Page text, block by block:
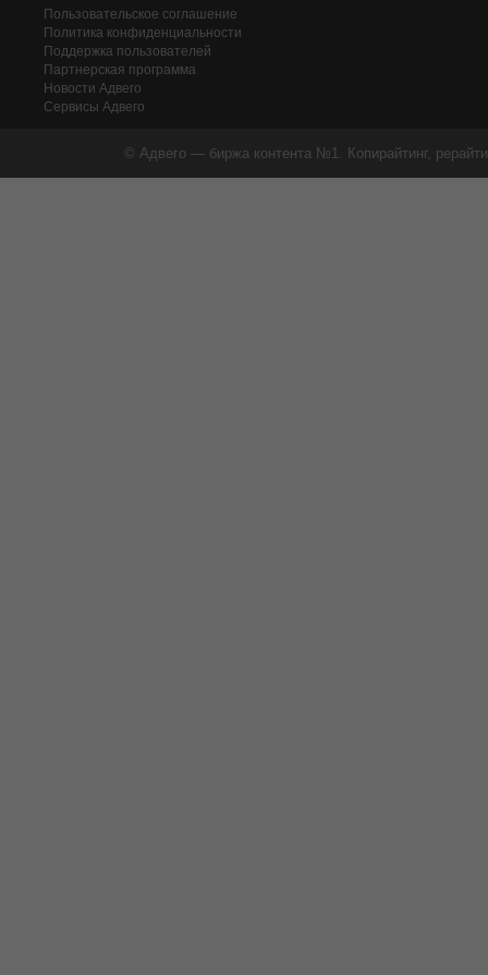
Пользовательское соглашение
Политика конфиденциальности
Поддержка пользователей
Партнерская программа
Новости Адвего
Сервисы Адвего
© Адвего — биржа контента №1. Копирайтинг,